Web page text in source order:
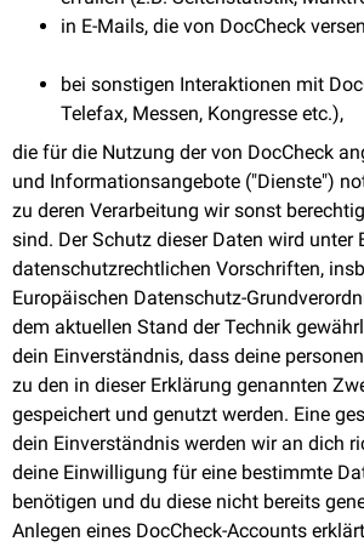
in E-Mails, die von DocCheck
bei sonstigen Interaktionen mit
Telefax, Messen, Kongresse etc.),
die für die Nutzung der von DocCheck
und Informationsangebote ("Dienste")
zu deren Verarbeitung wir sonst
sind. Der Schutz dieser Daten wird unter
datenschutzrechtlichen Vorschriften,
Europäischen Datenschutz-
dem aktuellen Stand der Technik
dein Einverständnis, dass deine
zu den in dieser Erklärung genannten
gespeichert und genutzt werden. Eine
dein Einverständnis werden wir an dich
deine Einwilligung für eine bestimmte
benötigen und du diese nicht bereits
Anlegen eines DocCheck-Accounts